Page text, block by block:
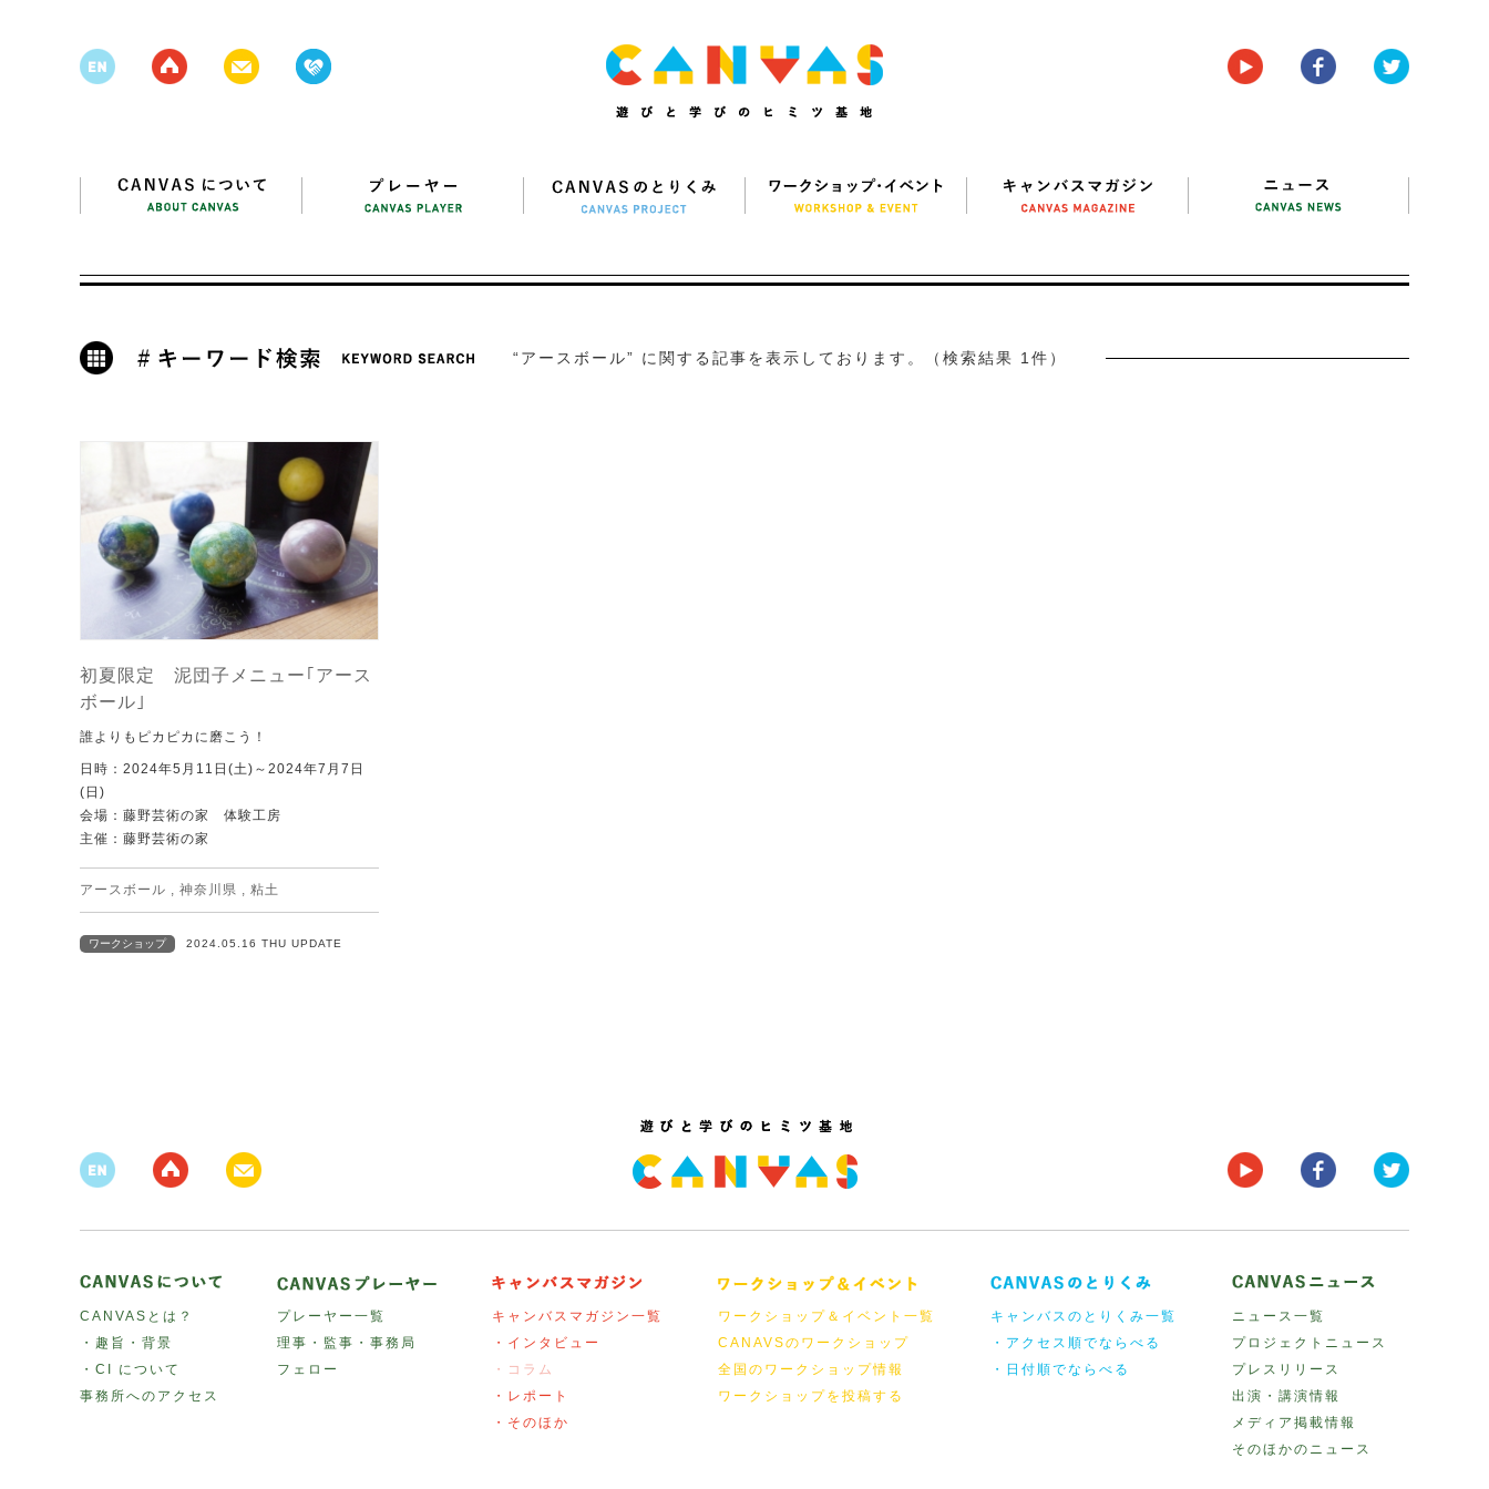
“アースボール” に関する記事を表示しております。（検索結果 1件）
初夏限定 泥団子メニュー｢アース
ボール｣
誰よりもピカピカに磨こう！
日時：2024年5月11日(土)～2024年7月7日
(日)
会場：藤野芸術の家 体験工房
主催：藤野芸術の家
アースボール , 神奈川県 , 粘土
ワークショップ 2024.05.16 THU UPDATE
CANVASとは？
・趣旨・背景
・CI について
事務所へのアクセス
プレーヤー一覧
理事・監事・事務局
フェロー
キャンバスマガジン一覧
・インタビュー
・コラム
・レポート
・そのほか
ワークショップ＆イベント一覧
CANAVSのワークショップ
全国のワークショップ情報
ワークショップを投稿する
キャンバスのとりくみ一覧
・アクセス順でならべる
・日付順でならべる
ニュース一覧
プロジェクトニュース
プレスリリース
出演・講演情報
メディア掲載情報
そのほかのニュース